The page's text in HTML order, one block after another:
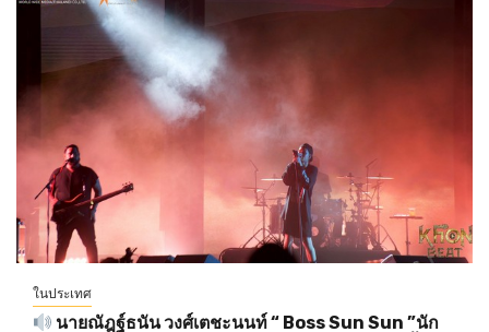
ในประเทศ
นายณัฎฐ์ธนัน วงศ์เตชะนนท์ “ Boss Sun Sun ”นัก